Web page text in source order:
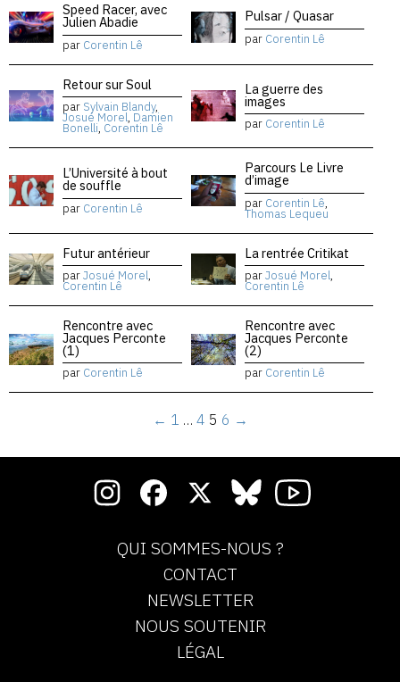
Speed Racer, avec
Julien Abadie
par Corentin Lê
Pulsar / Quasar
par Corentin Lê
Retour sur Soul
par Sylvain Blandy,
Josué Morel, Damien
Bonelli, Corentin Lê
La guerre des
images
par Corentin Lê
L’Université à bout
de souffle
par Corentin Lê
Parcours Le Livre
d’image
par Corentin Lê,
Thomas Lequeu
Futur antérieur
parJosué Morel,
Corentin Lê
La rentrée Critikat
parJosué Morel,
Corentin Lê
Rencontre avec
Jacques Perconte
(1)
par Corentin Lê
Rencontre avec
Jacques Perconte
(2)
par Corentin Lê
← 1 … 4 5 6 →
QUI SOMMES-NOUS ?
CONTACT
NEWSLETTER
NOUS SOUTENIR
LÉGAL